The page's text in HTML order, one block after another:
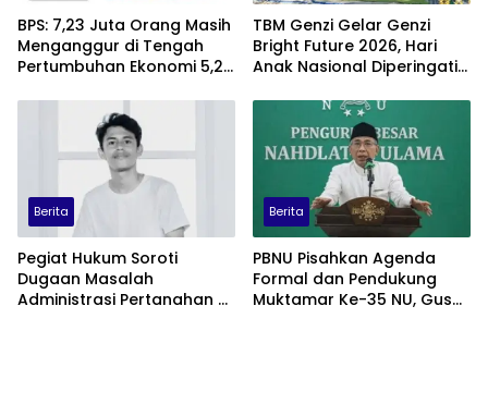
BPS: 7,23 Juta Orang Masih
Menganggur di Tengah
Pertumbuhan Ekonomi 5,29
TBM Genzi Gelar Genzi
Bright Future 2026, Hari
Anak Nasional Diperingati
Tembang Dolanan
Berita
Pegiat Hukum Soroti
Dugaan Masalah
Administrasi Pertanahan di
Berita
PBNU Pisahkan Agenda
Formal dan Pendukung
Muktamar Ke-35 NU, Gus